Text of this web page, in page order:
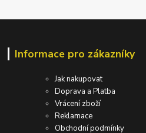
Informace pro zákazníky
Jak nakupovat
Doprava a Platba
Vrácení zboží
Reklamace
Obchodní podmínky